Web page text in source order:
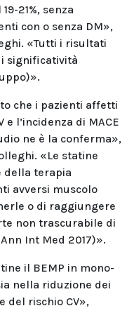
21%, senza
con o senza DM»,
«Tutti i risultati
significatività
che i pazienti affetti
e l’incidenza di MACE
ne è la conferma»,
«Le statine
della terapia
avversi muscolo
o di raggiungere
non trascurabile di
Int Med 2017)».
il BEMP in mono-
nella riduzione dei
del rischio CV»,